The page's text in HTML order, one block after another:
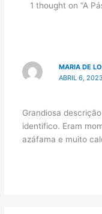
1 thought on “A
MARIA DE
ABRIL 6,
Grandiosa
identifico. Eram
azáfama e muito